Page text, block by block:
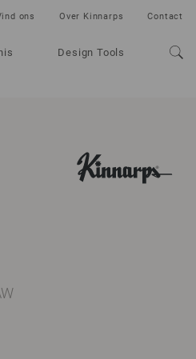
Design Tools
ons Over Kinnarps Contact